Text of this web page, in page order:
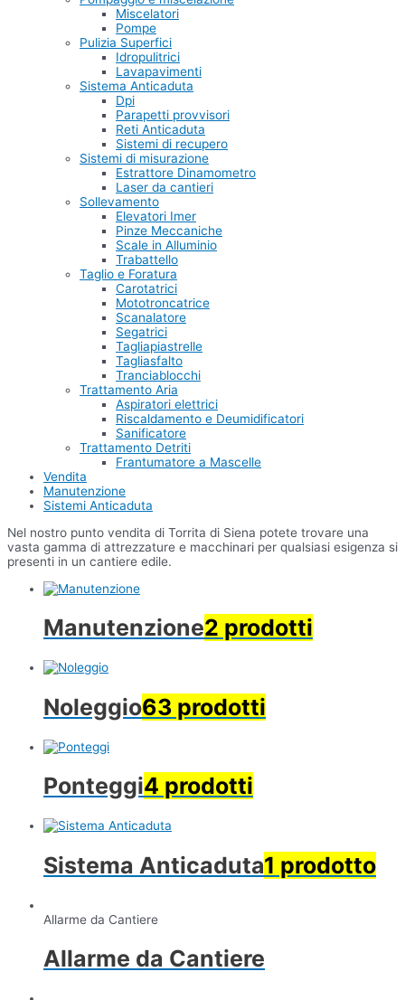
Miscelatori
Pompe
Pulizia Superfici
Idropulitrici
Lavapavimenti
Sistema Anticaduta
Dpi
Parapetti provvisori
Reti Anticaduta
Sistemi di recupero
Sistemi di misurazione
Estrattore Dinamometro
Laser da cantieri
Sollevamento
Elevatori Imer
Pinze Meccaniche
Scale in Alluminio
Trabattello
Taglio e Foratura
Carotatrici
Mototroncatrice
Scanalatore
Segatrici
Tagliapiastrelle
Tagliasfalto
Tranciablocchi
Trattamento Aria
Aspiratori elettrici
Riscaldamento e Deumidificatori
Sanificatore
Trattamento Detriti
Frantumatore a Mascelle
Vendita
Manutenzione
Sistemi Anticaduta
Nel nostro punto vendita di Torrita di Siena potete trovare una
vasta gamma di attrezzature e macchinari per qualsiasi esigenza si
presenti in un cantiere edile.
Manutenzione2 prodotti
Noleggio63 prodotti
Ponteggi4 prodotti
Sistema Anticaduta1 prodotto
Allarme da Cantiere
Allarme da Cantiere